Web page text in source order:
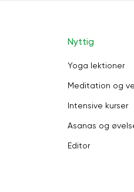
Nyttig
Yoga lektioner
Meditation og
Intensive kurser
Asanas og
Editor